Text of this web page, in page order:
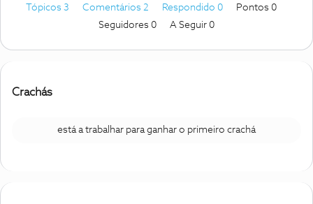
Tópicos 3 Comentários 2 Respondido 0
Pontos 0
Seguidores 0 A Seguir 0
Crachás
está a trabalhar para ganhar o primeiro crachá